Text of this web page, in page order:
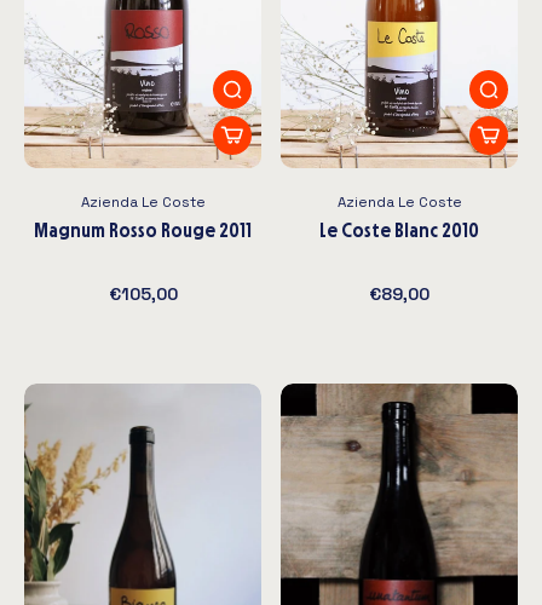
Azienda Le Coste
Magnum Rosso Rouge 2011
€105,00
Azienda Le Coste
Le Coste Blanc 2010
€89,00